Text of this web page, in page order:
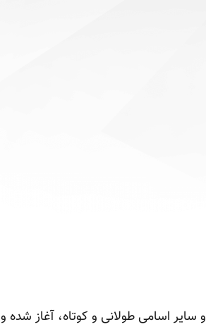
اسامی طولانی و کوتاه، آغاز شده و